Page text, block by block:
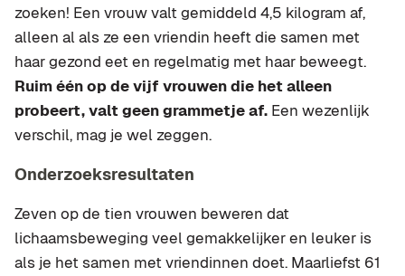
zoeken! Een vrouw valt gemiddeld 4,5 kilogram af,
alleen al als ze een vriendin heeft die samen met
haar gezond eet en regelmatig met haar beweegt.
Ruim één op de vijf vrouwen die het alleen
probeert, valt geen grammetje af. Een wezenlijk
verschil, mag je wel zeggen.
Onderzoeksresultaten
Zeven op de tien vrouwen beweren dat
lichaamsbeweging veel gemakkelijker en leuker is
als je het samen met vriendinnen doet. Maarliefst 61